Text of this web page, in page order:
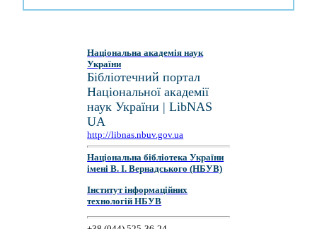
Національна академія наук
України
Бібліотечний портал
Національної академії
наук України | LibNAS
UA
http://libnas.nbuv.gov.ua
Національна бібліотека України
імені В. І. Вернадського (НБУВ)
Інститут інформаційних
технологій НБУВ